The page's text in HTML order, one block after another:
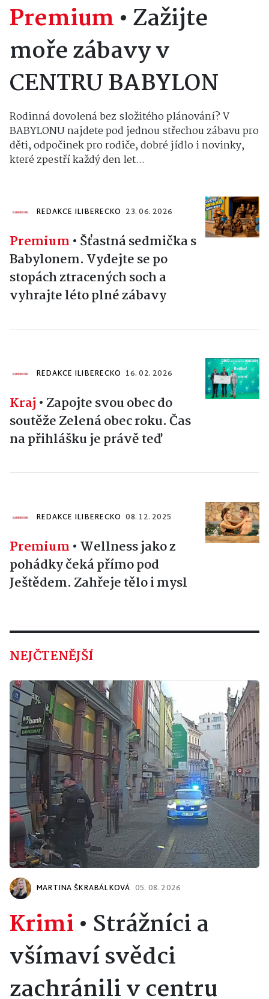
Premium•Zažijte
moře zábavy v
CENTRU BABYLON
Rodinná dovolená bez složitého plánování? V
BABYLONU najdete pod jednou střechou zábavu pro
děti, odpočinek pro rodiče, dobré jídlo i novinky,
které zpestří každý den let...
REDAKCE ILIBERECKO 23. 06. 2026
Premium • Šťastná sedmička s
Babylonem. Vydejte se po
stopách ztracených soch a
vyhrajte léto plné zábavy
REDAKCE ILIBERECKO 16. 02. 2026
Kraj • Zapojte svou obec do
soutěže Zelená obec roku. Čas
na přihlášku je právě teď
REDAKCE ILIBERECKO 08. 12. 2025
Premium • Wellness jako z
pohádky čeká přímo pod
Ještědem. Zahřeje tělo i mysl
NEJČTENĚJŠÍ
MARTINA ŠKRABÁLKOVÁ 05. 08. 2026
Krimi• Strážníci a
všímaví svědci
zachránili v centru